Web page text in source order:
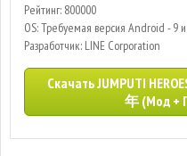
Рейтинг: 800000
OS: Требуемая версия Android - 9
Разработчик: LINE Corporation
Скачать JUMPUTI
年 (Мод +